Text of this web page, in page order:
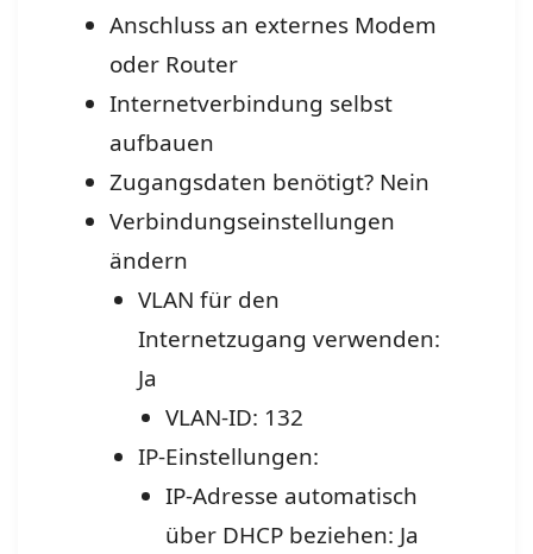
Anschluss an externes Modem
oder Router
Internetverbindung selbst
aufbauen
Zugangsdaten benötigt? Nein
Verbindungseinstellungen
ändern
VLAN für den
Internetzugang verwenden:
Ja
VLAN-ID: 132
IP-Einstellungen:
IP-Adresse automatisch
über DHCP beziehen: Ja